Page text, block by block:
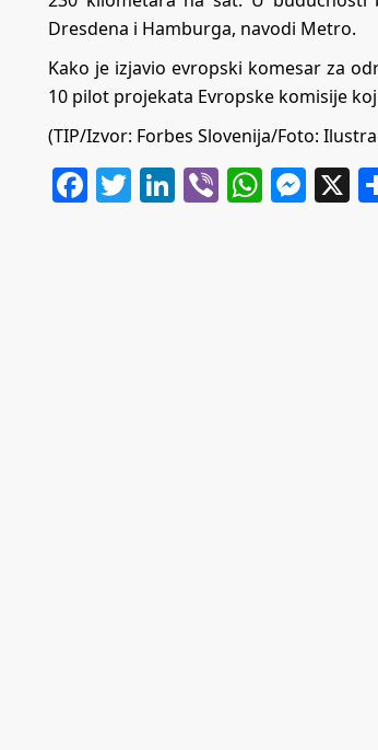
Dresdena i Hamburga, navodi Metro.
Kako je izjavio evropski komesar za
10 pilot projekata Evropske komisije
(TIP/Izvor: Forbes Slovenija/Foto:
Facebook
Twitter
LinkedIn
Viber X